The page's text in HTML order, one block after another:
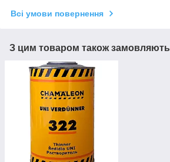
Всі умови повернення
З цим товаром також замовляють